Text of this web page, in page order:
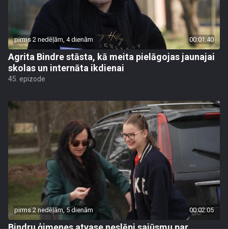
pirms 2 nedēļām, 4 dienām 00:01:40
Agrita Bindre stāsta, kā meita pielāgojas jaunajai
skolas un internāta ikdienai
45. epizode
pirms 2 nedēļām, 5 dienām 00:02:05